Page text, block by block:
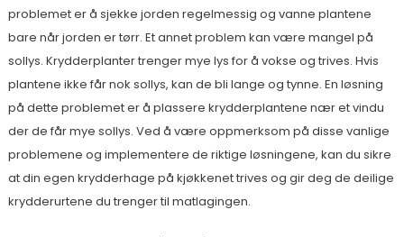
problemet er å sjekke jorden regelmessig og vanne plantene
bare når jorden er tørr. Et annet problem kan være mangel på
sollys. Krydderplanter trenger mye lys for å vokse og trives. Hvis
plantene ikke får nok sollys, kan de bli lange og tynne. En løsning
på dette problemet er å plassere krydderplantene nær et vindu
der de får mye sollys. Ved å være oppmerksom på disse vanlige
problemene og implementere de riktige løsningene, kan du sikre
at din egen krydderhage på kjøkkenet trives og gir deg de deilige
krydderurtene du trenger til matlagingen.